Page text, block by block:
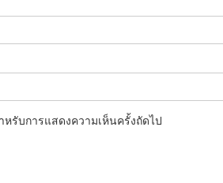
รับการแสดงความเห็นครั้งถัดไป